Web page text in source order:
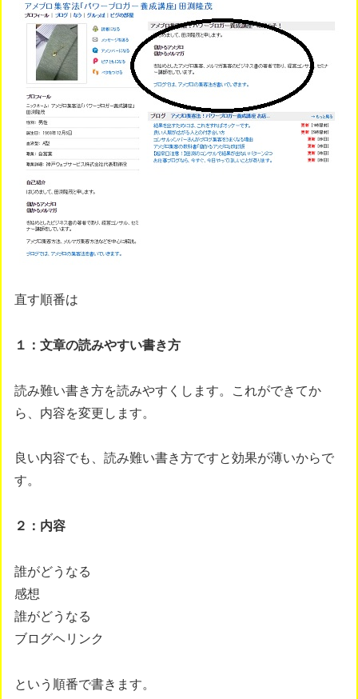
直す順番は
１：文章の読みやすい書き方
読み難い書き方を読みやすくします。これができてか
ら、内容を変更します。
良い内容でも、読み難い書き方ですと効果が薄いからで
す。
２：内容
誰がどうなる
感想
誰がどうなる
ブログヘリンク
という順番で書きます。